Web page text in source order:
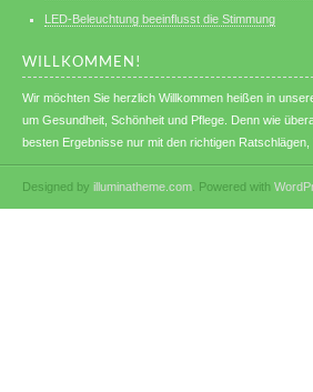
LED-Beleuchtung beeinflusst die Stimmung
WILLKOMMEN!
Wir möchten Sie herzlich Willkommen heißen in
um Gesundheit, Schönheit und Pflege. Denn wie
besten Ergebnisse nur mit den richtigen
Designed by illuminatheme.com . Powered with